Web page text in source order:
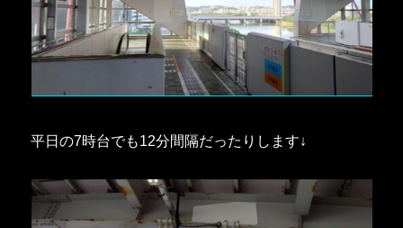
平日の7時台でも12分間隔だったりします↓